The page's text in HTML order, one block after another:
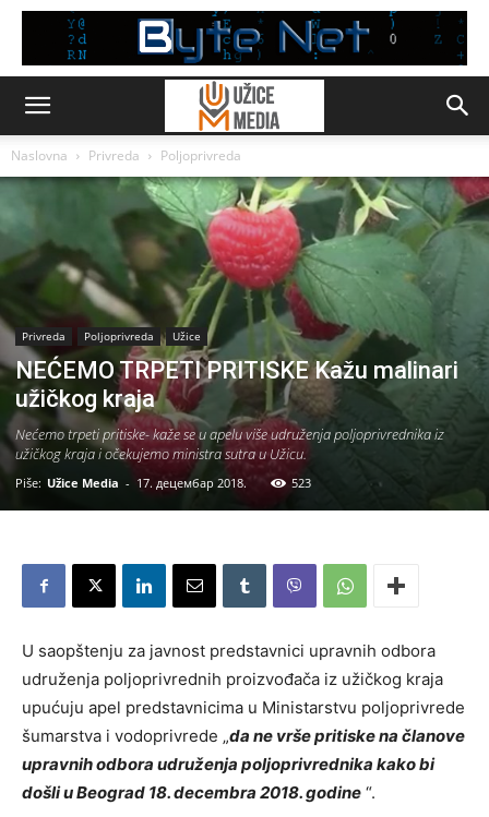
Naslovna Privreda Poljoprivreda
Privreda Poljoprivreda Užice
NEĆEMO TRPETI PRITISKE Kažu malinari
užičkog kraja
Nećemo trpeti pritiske- kaže se u apelu više udruženja poljoprivrednika iz
užičkog kraja i očekujemo ministra sutra u Užicu.
Piše: Užice Media - 17. децембар 2018. 523
U saopštenju za javnost predstavnici upravnih odbora
udruženja poljoprivrednih proizvođača iz užičkog kraja
upućuju apel predstavnicima u Ministarstvu poljoprivrede
šumarstva i vodoprivrede „da ne vrše pritiske na članove
upravnih odbora udruženja poljoprivrednika kako bi
došli u Beograd 18. decembra 2018. godine “.